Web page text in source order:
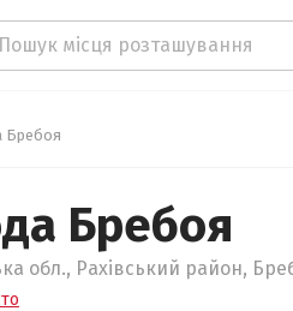
Бребоя
Бребоя
обл., Рахівський район,